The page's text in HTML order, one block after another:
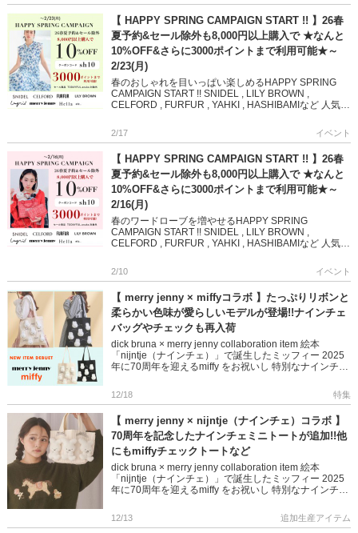
【 HAPPY SPRING CAMPAIGN START !! 】26春
夏予約&セール除外も8,000円以上購入で ★なんと
10%OFF&さらに3000ポイントまで利用可能★～
2/23(月)
春のおしゃれを目いっぱい楽しめるHAPPY SPRING
CAMPAIGN START !! SNIDEL , LILY BROWN ,
CELFORD , FURFUR , YAHKI , HASHIBAMIなど 人気
2/17 イベント
【 HAPPY SPRING CAMPAIGN START !! 】26春
夏予約&セール除外も8,000円以上購入で ★なんと
10%OFF&さらに3000ポイントまで利用可能★～
2/16(月)
春のワードローブを増やせるHAPPY SPRING
CAMPAIGN START !! SNIDEL , LILY BROWN ,
CELFORD , FURFUR , YAHKI , HASHIBAMIなど 人気ブ
2/10 イベント
【 merry jenny × miffyコラボ 】たっぷりリボンと
柔らかい色味が愛らしいモデルが登場!!ナインチェ
バッグやチェックも再入荷
dick bruna × merry jenny collaboration item 絵本
「nijntje（ナインチェ）」で誕生したミッフィー 2025
年に70周年を迎えるmiffy をお祝いし 特別なナインチェ
12/18 特集
【 merry jenny × nijntje（ナインチェ）コラボ 】
70周年を記念したナインチェミニトートが追加!!他
にもmiffyチェックトートなど
dick bruna × merry jenny collaboration item 絵本
「nijntje（ナインチェ）」で誕生したミッフィー 2025
年に70周年を迎えるmiffy をお祝いし 特別なナインチェ
12/13 追加生産アイテム